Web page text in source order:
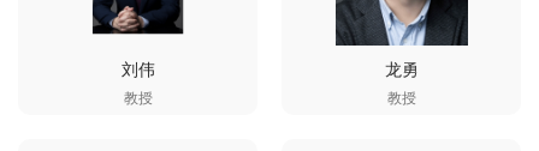
刘伟
教授
龙勇
教授